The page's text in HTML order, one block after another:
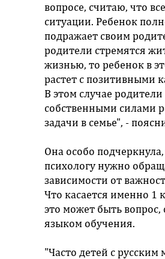
вопросе, считаю, что
ситуации. Ребенок
подражает своим
родители стремятся
жизнью, то ребенок в
растет с позитивными
В этом случае родители
собственными силами
задачи в семье", -
Она особо
психологу нужно
зависимости от
Что касается именно 1
это может быть вопрос,
языком обучения.
"Часто детей с